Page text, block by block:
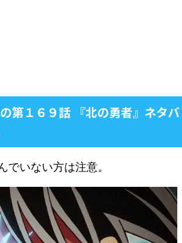
第１６９話 『北の勇者』ネタバ
いない方は注意。